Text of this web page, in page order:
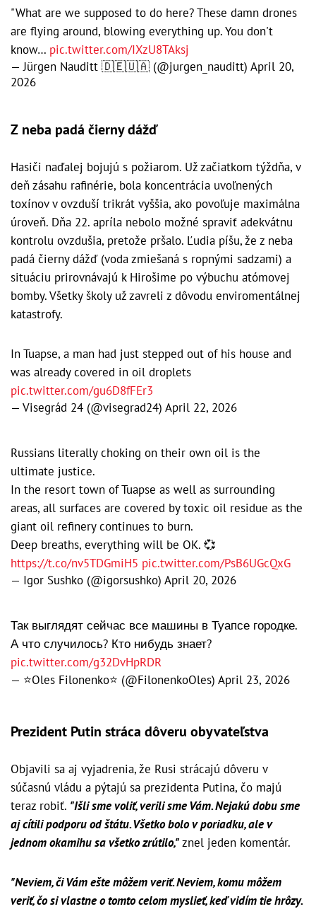
"What are we supposed to do here? These damn drones
are flying around, blowing everything up. You don't
know… pic.twitter.com/IXzU8TAksj
— Jürgen Nauditt 🇩🇪🇺🇦 (@jurgen_nauditt) April 20,
2026
Z neba padá čierny dážď
Hasiči naďalej bojujú s požiarom. Už začiatkom týždňa, v
deň zásahu rafinérie, bola koncentrácia uvoľnených
toxínov v ovzduší trikrát vyššia, ako povoľuje maximálna
úroveň. Dňa 22. apríla nebolo možné spraviť adekvátnu
kontrolu ovzdušia, pretože pršalo. Ľudia píšu, že z neba
padá čierny dážď (voda zmiešaná s ropnými sadzami) a
situáciu prirovnávajú k Hirošime po výbuchu atómovej
bomby. Všetky školy už zavreli z dôvodu enviromentálnej
katastrofy.
In Tuapse, a man had just stepped out of his house and
was already covered in oil droplets
pic.twitter.com/gu6D8fFEr3
— Visegrád 24 (@visegrad24) April 22, 2026
Russians literally choking on their own oil is the
ultimate justice.
In the resort town of Tuapse as well as surrounding
areas, all surfaces are covered by toxic oil residue as the
giant oil refinery continues to burn.
Deep breaths, everything will be OK. 💞
https://t.co/nv5TDGmiH5 pic.twitter.com/PsB6UGcQxG
— Igor Sushko (@igorsushko) April 20, 2026
Так выглядят сейчас все машины в Туапсе городке.
А что случилось? Кто нибудь знает?
pic.twitter.com/g32DvHpRDR
— ⭐️Oles Filonenko⭐️ (@FilonenkoOles) April 23, 2026
Prezident Putin stráca dôveru obyvateľstva
Objavili sa aj vyjadrenia, že Rusi strácajú dôveru v
súčasnú vládu a pýtajú sa prezidenta Putina, čo majú
teraz robiť. "Išli sme voliť, verili sme Vám. Nejakú dobu sme
aj cítili podporu od štátu. Všetko bolo v poriadku, ale v
jednom okamihu sa všetko zrútilo,"znel jeden komentár.
"Neviem, či Vám ešte môžem veriť. Neviem, komu môžem
veriť, čo si vlastne o tomto celom myslieť, keď vidím tie hrôzy.